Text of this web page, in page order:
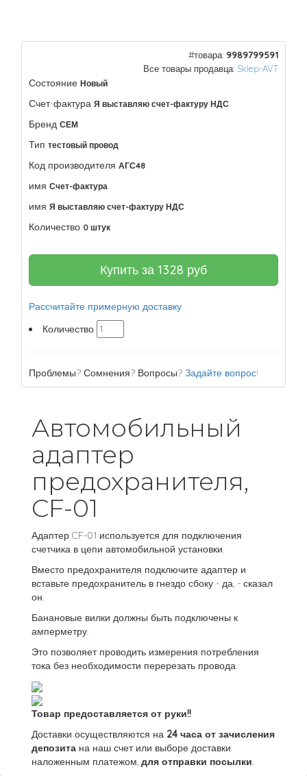
#товара: 9989799591
Все товары продавца: Sklep-AVT
Состояние Новый
Счет-фактура Я выставляю счет-фактуру НДС
Бренд СЕМ
Тип тестовый провод
Код производителя АГС48
имя Счет-фактура
имя Я выставляю счет-фактуру НДС
Количество 0 штук
Купить за 1328 руб
Рассчитайте примерную доставку
Количество
Проблемы? Сомнения? Вопросы? Задайте вопрос!
Автомобильный
адаптер
предохранителя,
CF-01
Адаптер CF-01 используется для подключения
счетчика в цепи автомобильной установки.
Вместо предохранителя подключите адаптер и
вставьте предохранитель в гнездо сбоку - да, - сказал
он.
Банановые вилки должны быть подключены к
амперметру.
Это позволяет проводить измерения потребления
тока без необходимости перерезать провода.
Товар предоставляется от руки!!
Доставки осуществляются на 24 часа от зачисления
депозита на наш счет или выборе доставки
наложенным платежом, для отправки посылки.